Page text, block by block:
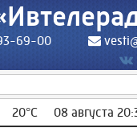
69-00
20°C 08 августа